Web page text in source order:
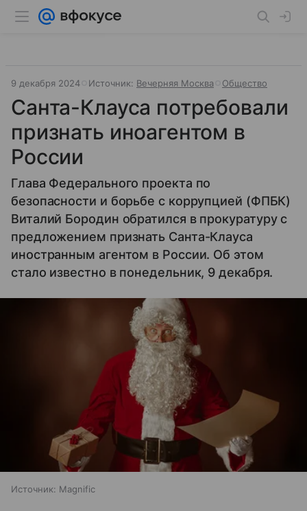
9 декабря 2024 Источник: Вечерняя Москва Общество
Санта-Клауса потребовали
признать иноагентом в
России
Глава Федерального проекта по
безопасности и борьбе с коррупцией (ФПБК)
Виталий Бородин обратился в прокуратуру с
предложением признать Санта-Клауса
иностранным агентом в России. Об этом
стало известно в понедельник, 9 декабря.
Источник: Magnific